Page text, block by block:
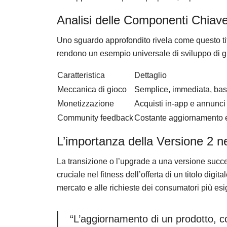
Analisi delle Componenti
Uno sguardo approfondito rivela come questo
rendono un esempio universale di sviluppo di
Caratteristica
Dettaglio
Meccanica di gioco
Semplice, immediata,
Monetizzazione
Acquisti in-app e
Community feedbackCostante aggiornamento
L’importanza della Versione 2
La transizione o l’upgrade a una versione
cruciale nel fitness dell’offerta di un titolo
mercato e alle richieste dei consumatori più
“L’aggiornamento di un prodotto,